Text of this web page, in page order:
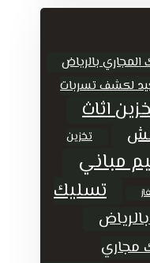
المجاري بالرياض
لكشف تسربات
اثاث
تخزين
مباني
تسليك
مجاري